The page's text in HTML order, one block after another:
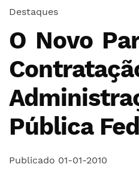
Destaques
O Novo
Pública
Publicado 01-01-2010